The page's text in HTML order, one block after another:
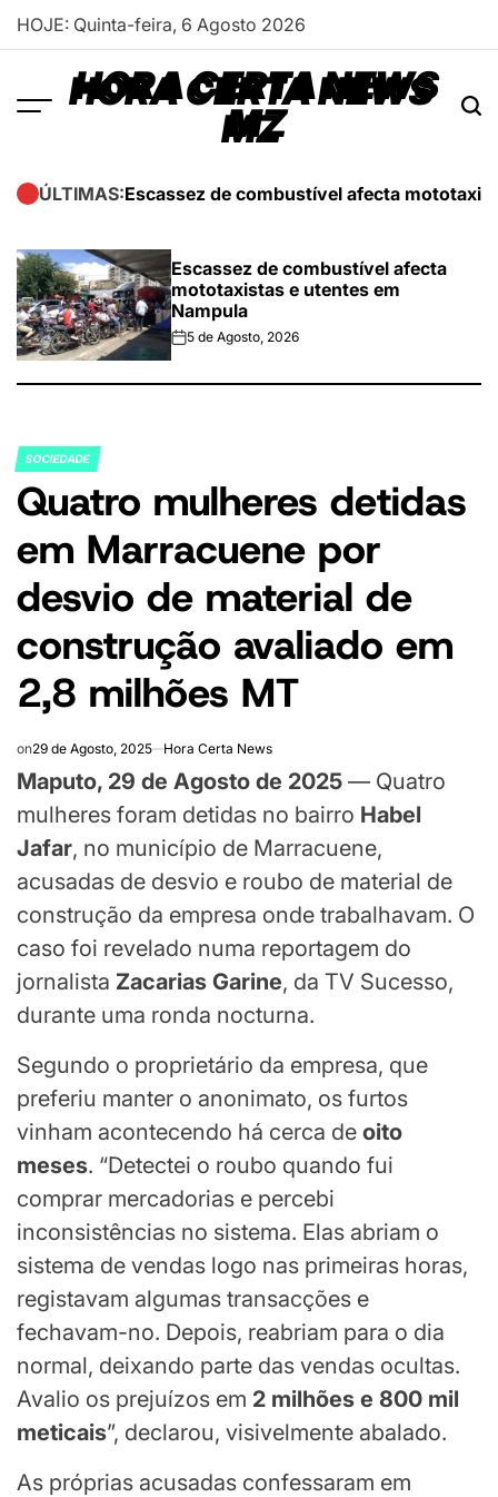
Skip
HOJE: Quinta-feira, 6 Agosto 2026
HORA CERTA NEWS
MZ
ÚLTIMAS:Escassez de combustível afecta
Escassez de combustível afecta
mototaxistas e utentes em
Nampula
on5 de Agosto, 2026
POSTED
IN
SOCIEDADE
Quatro mulheres detidas
em Marracuene por
desvio de material de
construção avaliado em
2,8 milhões MT
on29 de Agosto, 2025 Hora Certa News
Maputo, 29 de Agosto de 2025 — Quatro
mulheres foram detidas no bairro Habel
Jafar, no município de Marracuene,
acusadas de desvio e roubo de material de
construção da empresa onde trabalhavam. O
caso foi revelado numa reportagem do
jornalista Zacarias Garine, da TV Sucesso,
durante uma ronda nocturna.
Segundo o proprietário da empresa, que
preferiu manter o anonimato, os furtos
vinham acontecendo há cerca de oito
meses. “Detectei o roubo quando fui
comprar mercadorias e percebi
inconsistências no sistema. Elas abriam o
sistema de vendas logo nas primeiras horas,
registavam algumas transacções e
fechavam-no. Depois, reabriam para o dia
normal, deixando parte das vendas ocultas.
Avalio os prejuízos em 2 milhões e 800 mil
meticais”, declarou, visivelmente abalado.
As próprias acusadas confessaram em